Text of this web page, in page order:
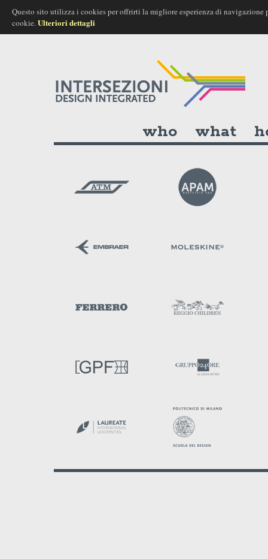
Questo sito utilizza i cookies per offrirti la migliore esperienza di navigazione
cookie.Ulteriori dettagli
what
who